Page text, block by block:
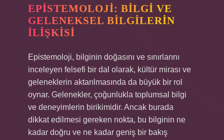
EPISTEMOLOJI: BILGI VE
GELENEKSEL BILGILERIN
İLIŞKISI
Epistemoloji, bilginin doğasını ve sınırlarını
inceleyen felsefi bir dal olarak, kültür mirası ve
geleneklerin aktarılmasında da büyük bir rol
oynar. Gelenekler, çoğunlukla toplumsal bilgi
ve deneyimlerin birikimidir. Ancak burada
dikkat edilmesi gereken nokta, bu bilginin ne
kadar doğru ve ne kadar geniş bir bakış